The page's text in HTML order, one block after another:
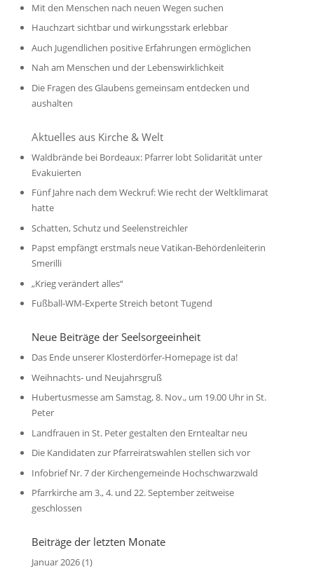
Mit den Menschen nach neuen Wegen suchen
Hauchzart sichtbar und wirkungsstark erlebbar
Auch Jugendlichen positive Erfahrungen ermöglichen
Nah am Menschen und der Lebenswirklichkeit
Die Fragen des Glaubens gemeinsam entdecken und
aushalten
Aktuelles aus Kirche & Welt
Waldbrände bei Bordeaux: Pfarrer lobt Solidarität unter
Evakuierten
Fünf Jahre nach dem Weckruf: Wie recht der Weltklimarat
hatte
Schatten, Schutz und Seelenstreichler
Papst empfängt erstmals neue Vatikan-Behördenleiterin
Smerilli
„Krieg verändert alles“
Fußball-WM-Experte Streich betont Tugend
Neue Beiträge der Seelsorgeeinheit
Das Ende unserer Klosterdörfer-Homepage ist da!
Weihnachts- und Neujahrsgruß
Hubertusmesse am Samstag, 8. Nov., um 19.00 Uhr in St.
Peter
Landfrauen in St. Peter gestalten den Erntealtar neu
Die Kandidaten zur Pfarreiratswahlen stellen sich vor
Infobrief Nr. 7 der Kirchengemeinde Hochschwarzwald
Pfarrkirche am 3., 4. und 22. September zeitweise
geschlossen
Beiträge der letzten Monate
Januar 2026(1)